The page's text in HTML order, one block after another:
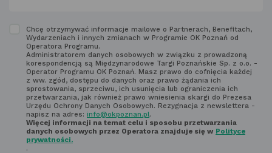
poniżej
Zapoznaj
z regulaminem
newsletter'a
Chcę otrzymywać informacje mailowe o Partnerach, Benefitach,
Wydarzeniach i innych zmianach w Programie OK Poznań od
Operatora Programu.
Administratorem danych osobowych w związku z prowadzoną
korespondencją są Międzynarodowe Targi Poznańskie Sp. z o.o. -
Operator Programu OK Poznań. Masz prawo do cofnięcia każdej
z ww. zgód, dostępu do danych oraz prawo żądania ich
sprostowania, sprzeciwu, ich usunięcia lub ograniczenia ich
przetwarzania, jak również prawo wniesienia skargi do Prezesa
Urzędu Ochrony Danych Osobowych. Rezygnacja z newslettera -
napisz na adres: info@okpoznan.pl.
Więcej informacji na temat celu i sposobu przetwarzania
danych osobowych przez Operatora znajduje się w Polityce
prywatności.
.